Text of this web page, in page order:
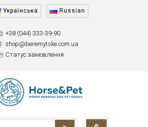
Українська Russian
+38 (044) 333-39-90
shop@beremytske.com.ua
Статус замовлення